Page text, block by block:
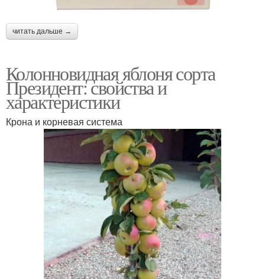
читать дальше →
Колонновидная яблоня сорта
Президент: свойства и
характеристики
Крона и корневая система